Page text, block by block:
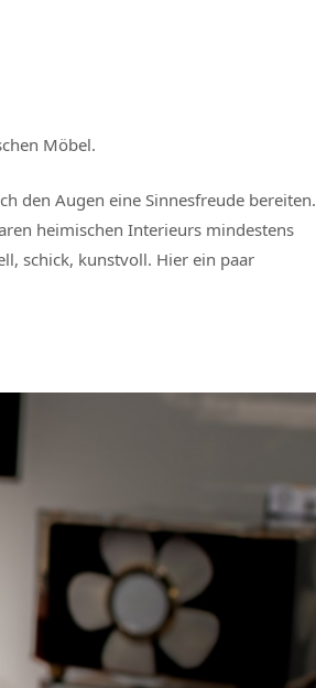
Möbel.
den Augen eine Sinnesfreude
heimischen Interieurs mindestens
schick, kunstvoll. Hier ein paar